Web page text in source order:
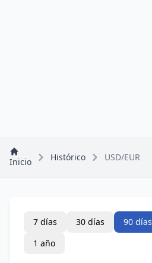
Inicio Histórico USD/EUR
7 días 30 días 90 días
1 año